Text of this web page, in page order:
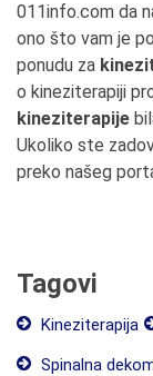
011info.com da
ono što vam je
ponudu za
o kineziterapiji
kineziterapije
Ukoliko ste
preko našeg
Tagovi
Kineziterapija
Spinalna